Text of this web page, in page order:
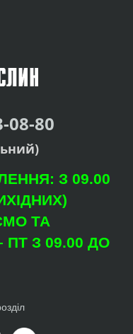
08-80
З 09.00
ТА
З 09.00 ДО